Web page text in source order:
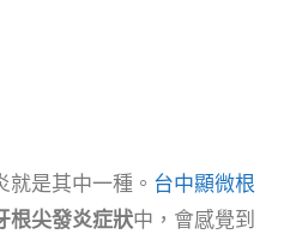
是其中一種。 台中顯微根
根尖發炎症狀中，會感覺到